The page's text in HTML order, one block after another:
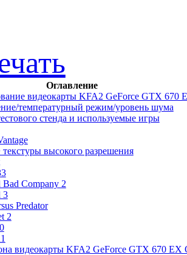
Оглавление
видеокарты KFA2 GeForce GTX 670
температурный режим/уровень шума
стенда и используемые игры
высокого разрешения
Company 2
3
Predator
2
видеокарты KFA2 GeForce GTX 670 EX